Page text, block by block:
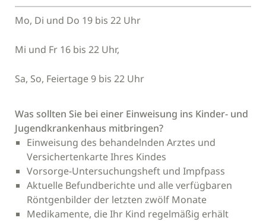
Mo, Di und Do 19 bis 22 Uhr
Mi und Fr 16 bis 22 Uhr,
Sa, So, Feiertage 9 bis 22 Uhr
Was sollten Sie bei einer Einweisung ins Kinder- und
Jugendkrankenhaus mitbringen?
Einweisung des behandelnden Arztes und
Versichertenkarte Ihres Kindes
Vorsorge-Untersuchungsheft und Impfpass
Aktuelle Befundberichte und alle verfügbaren
Röntgenbilder der letzten zwölf Monate
Medikamente, die Ihr Kind regelmäßig erhält